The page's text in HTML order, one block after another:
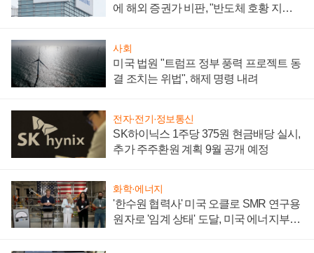
에 해외 증권가 비판, "반도체 호황 지속
사회
미국 법원 "트럼프 정부 풍력 프로젝트 동
결 조치는 위법", 해제 명령 내려
전자·전기·정보통신
SK하이닉스 1주당 375원 현금배당 실시,
추가 주주환원 계획 9월 공개 예정
화학·에너지
'한수원 협력사' 미국 오클로 SMR 연구용
원자로 '임계 상태' 도달, 미국 에너지부